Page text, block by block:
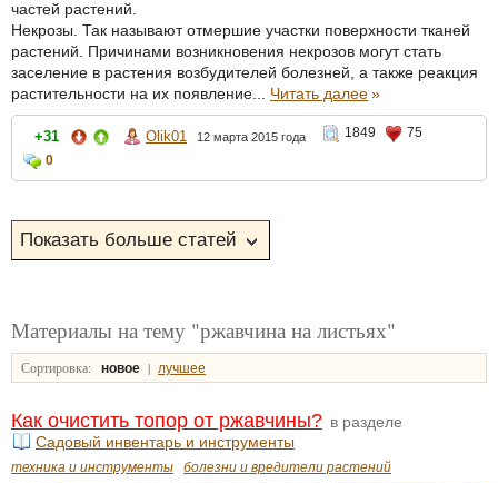
частей растений.
Некрозы. Так называют отмершие участки поверхности тканей
растений. Причинами возникновения некрозов могут стать
заселение в растения возбудителей болезней, а также реакция
растительности на их появление... Читать далее»
+31 Olik01 12 марта 2015 года 1849
75
0
Материалы на тему "ржавчина на листьях"
Сортировка: новое | лучшее
Как очистить топор от ржавчины? в разделе
Садовый инвентарь и инструменты
техника и инструменты болезни и вредители растений